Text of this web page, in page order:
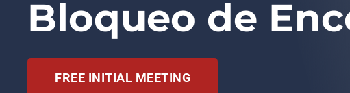
Bloqueo de
FREE INITIAL MEETING